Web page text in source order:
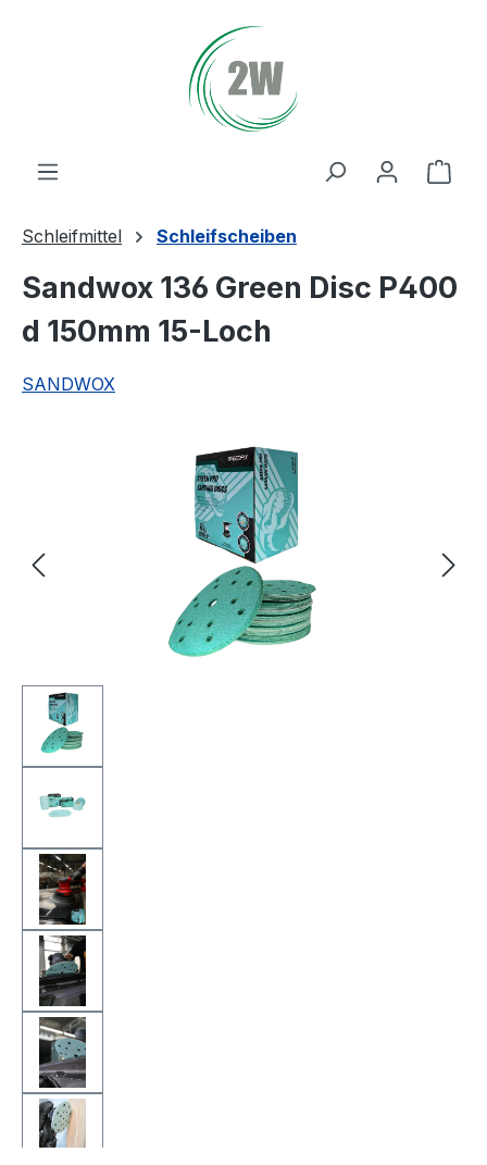
Schleifmittel Schleifscheiben
Sandwox 136 Green Disc P400
d 150mm 15-Loch
SANDWOX
Bildergalerie überspringen